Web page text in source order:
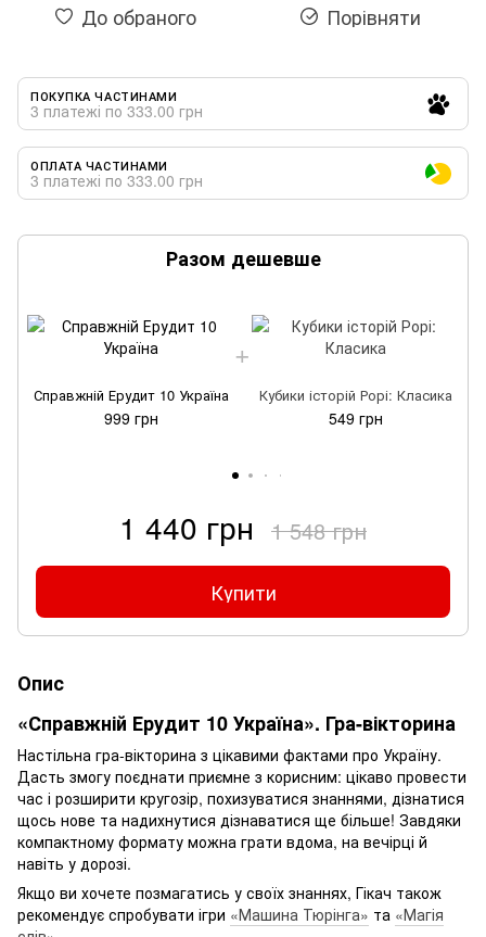
До обраного Порівняти
ПОКУПКА ЧАСТИНАМИ
3 платежі по 333.00 грн
ОПЛАТА ЧАСТИНАМИ
3 платежі по 333.00 грн
Разом дешевше
Справжній Ерудит 10 Україна
999 грн
Кубики історій Рорі: Класика
549 грн
1 440 грн 1 548 грн
Купити
Опис
«Справжній Ерудит 10 Україна». Гра-вікторина
Настільна гра-вікторина з цікавими фактами про Україну.
Дасть змогу поєднати приємне з корисним: цікаво провести
час і розширити кругозір, похизуватися знаннями, дізнатися
щось нове та надихнутися дізнаватися ще більше! Завдяки
компактному формату можна грати вдома, на вечірці й
навіть у дорозі.
Якщо ви хочете позмагатись у своїх знаннях, Гікач також
рекомендує спробувати ігри «Машина Тюрінга» та «Магія